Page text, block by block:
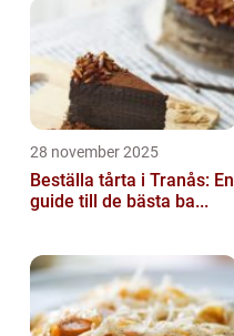
28 november 2025
Beställa tårta i Tranås: En
guide till de bästa ba...